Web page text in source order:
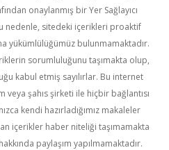
onaylanmış bir Yer Sağlayıcı
nedenle, sitedeki içerikleri proaktif
yükümlülüğümüz bulunmamaktadır.
sorumluluğunu taşımakta olup,
kabul etmiş sayılırlar. Bu internet
şahıs şirketi ile hiçbir bağlantısı
kendi hazırladığımız makaleler
içerikler haber niteliği taşımamakta
paylaşım yapılmamaktadır.